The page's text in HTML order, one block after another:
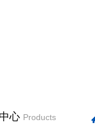
心 Products